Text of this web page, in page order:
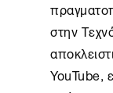
στην
YouTube,